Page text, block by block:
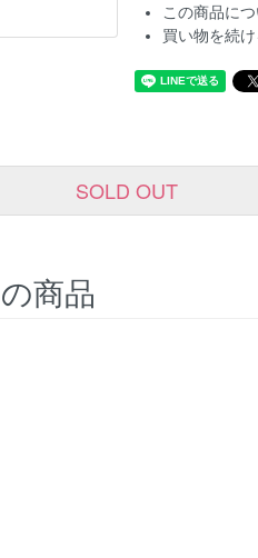
この商品に
買い物を続け
SOLD OUT
商品